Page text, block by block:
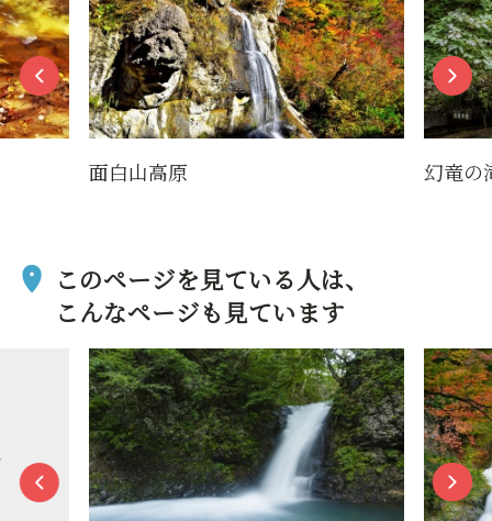
面白山高原 幻竜の
このページを見ている人は、
こんなページも見ています